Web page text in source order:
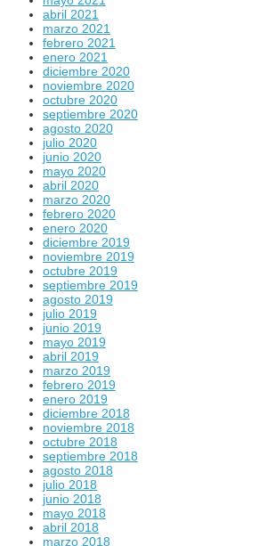
abril 2021
marzo 2021
febrero 2021
enero 2021
diciembre 2020
noviembre 2020
octubre 2020
septiembre 2020
agosto 2020
julio 2020
junio 2020
mayo 2020
abril 2020
marzo 2020
febrero 2020
enero 2020
diciembre 2019
noviembre 2019
octubre 2019
septiembre 2019
agosto 2019
julio 2019
junio 2019
mayo 2019
abril 2019
marzo 2019
febrero 2019
enero 2019
diciembre 2018
noviembre 2018
octubre 2018
septiembre 2018
agosto 2018
julio 2018
junio 2018
mayo 2018
abril 2018
marzo 2018